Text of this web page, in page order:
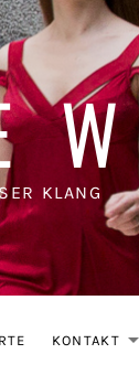
KLANG
KONTAKT